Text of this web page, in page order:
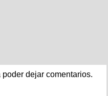
dejar comentarios.